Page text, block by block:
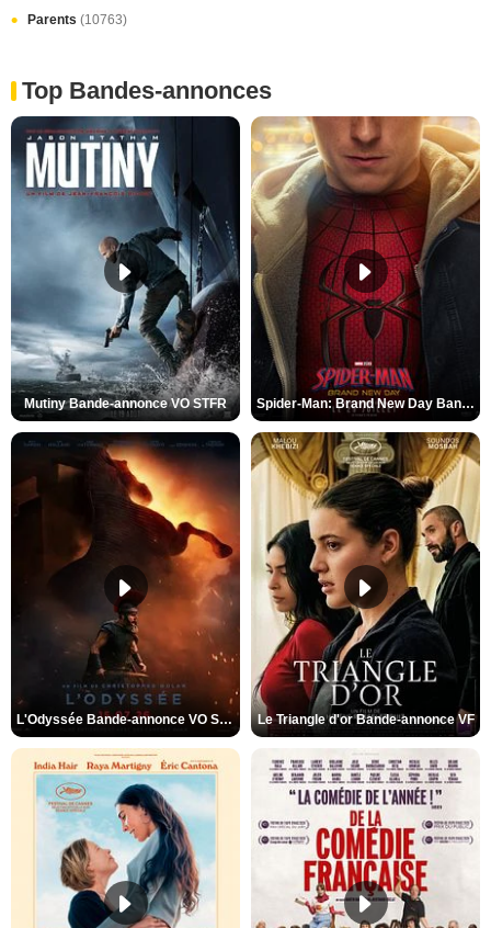
Parents (10763)
Top Bandes-annonces
Mutiny Bande-annonce VO STFR Spider-Man: Brand New Day Bande-annonce VO STFR
L'Odyssée Bande-annonce VO STFR Le Triangle d'or Bande-annonce VF